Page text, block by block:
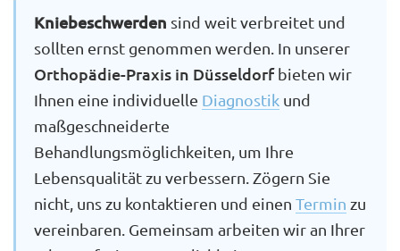
Kniebeschwerden sind weit verbreitet und
sollten ernst genommen werden. In unserer
Orthopädie-Praxis in Düsseldorfbieten wir
Ihnen eine individuelle Diagnostik und
maßgeschneiderte
Behandlungsmöglichkeiten, um Ihre
Lebensqualität zu verbessern. Zögern Sie
nicht, uns zu kontaktieren und einen Termin zu
vereinbaren. Gemeinsam arbeiten wir an Ihrer